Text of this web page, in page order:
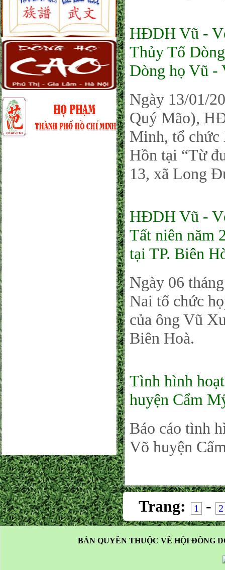
HĐDH Vũ -
Thủy Tổ
Dòng họ Vũ -
Ngày 13/01/
Quý Mão),
Minh, tổ chức
Hồn tại “Từ
13, xã Long
HĐDH Vũ -
Tất niên năm
tại TP. Biên
Ngày 06
Nai tổ chức
của ông Vũ
Biên Hoà.
Tình hình
huyện Cẩm
Báo cáo tình
Võ huyện
Trang: 1 - 2
BẢN QUYỀN THUỘC VỀ HỘI ĐỒNG